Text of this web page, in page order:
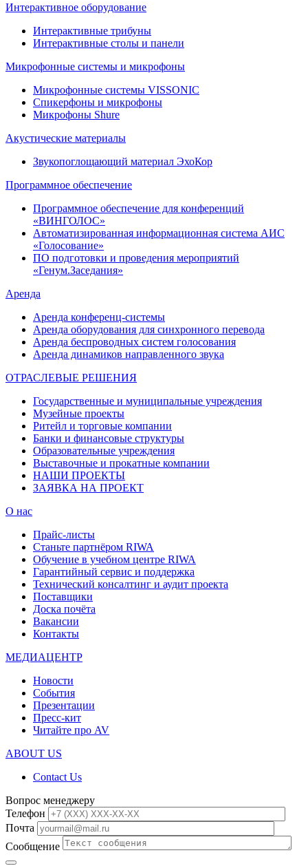
Интерактивное оборудование
Интерактивные трибуны
Интерактивные столы и панели
Микрофонные системы и микрофоны
Микрофонные системы VISSONIC
Спикерфоны и микрофоны
Микрофоны Shure
Акустические материалы
Звукопоглощающий материал ЭхоКор
Программное обеспечение
Программное обеспечение для конференций
«ВИНГОЛОС»
Автоматизированная информационная система АИС
«Голосование»
ПО подготовки и проведения мероприятий
«Генум.Заседания»
Аренда
Аренда конференц-системы
Аренда оборудования для синхронного перевода
Аренда беспроводных систем голосования
Аренда динамиков направленного звука
ОТРАСЛЕВЫЕ РЕШЕНИЯ
Государственные и муниципальные учреждения
Музейные проекты
Ритейл и торговые компании
Банки и финансовые структуры
Образовательные учреждения
Выставочные и прокатные компании
НАШИ ПРОЕКТЫ
ЗАЯВКА НА ПРОЕКТ
О нас
Прайс-листы
Станьте партнёром RIWA
Обучение в учебном центре RIWA
Гарантийный сервис и поддержка
Технический консалтинг и аудит проекта
Поставщики
Доска почёта
Вакансии
Контакты
МЕДИАЦЕНТР
Новости
События
Презентации
Пресс-кит
Читайте про AV
ABOUT US
Contact Us
Вопрос менеджеру
Телефон
Почта
Сообщение